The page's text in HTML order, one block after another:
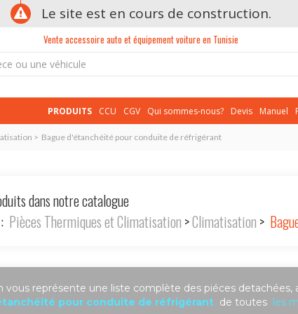
Le site est en cours de construction.
Vente accessoire auto et équipement voiture en Tunisie
PRODUITS CCU CGV Qui sommes-nous? Devis Manuel
> Bague d'étanchéité pour conduite de réfrigérant
dans notre catalogue
Pièces Thermiques et Climatisation >Climatisation >
vous représente une liste complète des piéces
pour conduite de réfrigérantde toutes les